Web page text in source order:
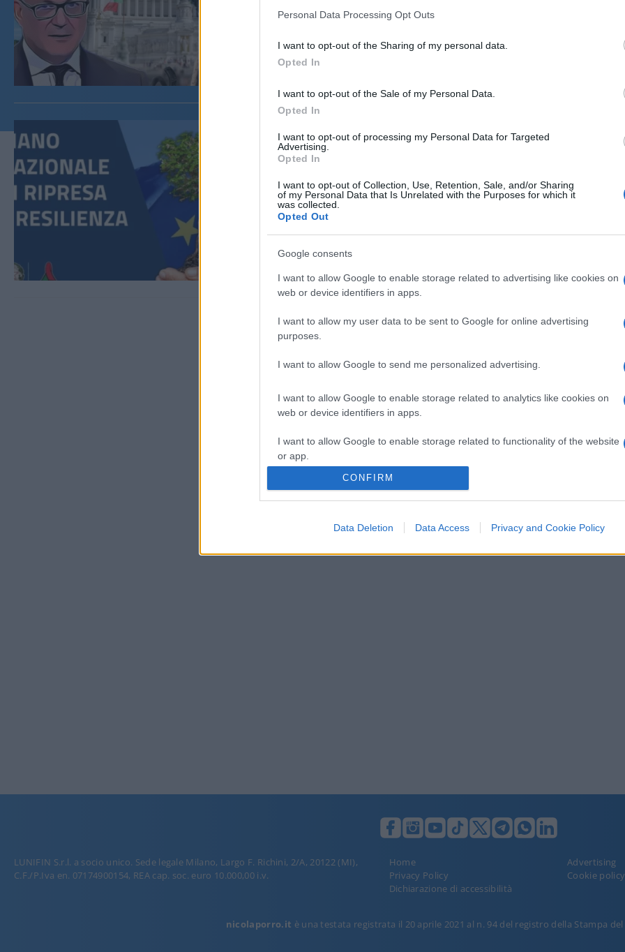
Personal Data Processing Opt Outs
I want to opt-out of the Sharing of my personal data.
Opted In
I want to opt-out of the Sale of my Personal Data.
Opted In
I want to opt-out of processing my Personal Data for Targeted
Advertising.
Opted In
I want to opt-out of Collection, Use, Retention, Sale, and/or Sharing
of my Personal Data that Is Unrelated with the Purposes for which it
was collected.
Opted Out
Google consents
I want to allow Google to enable storage related to advertising like cookies on
web or device identifiers in apps.
I want to allow my user data to be sent to Google for online advertising
purposes.
I want to allow Google to send me personalized advertising.
I want to allow Google to enable storage related to analytics like cookies on
web or device identifiers in apps.
I want to allow Google to enable storage related to functionality of the website
or app.
I want to allow Google to enable storage related to personalization.
authentication functionality and fraud prevention, and other user protection.
CONFIRM
Data Deletion Data Access Privacy and Cookie Policy
Pnrr, soldi buttati via: 300 milioni
per piantare semi di alberi
diNicola Porro
23 Marzo 2023, 18:45
LUNIFIN S.r.l. a socio unico. Sede legale Milano, Largo F. Richini, 2/A, 20122 (MI),
C.F./P.Iva en. 07174900154, REA cap. soc. euro 10.000,00 i.v.
Home Advertising
Privacy Policy
Cookie policy
Dichiarazione di accessibilità
nicolaporro.it è una testata registrata il 20 aprile 2021 al n. 94 del registro della Stampa